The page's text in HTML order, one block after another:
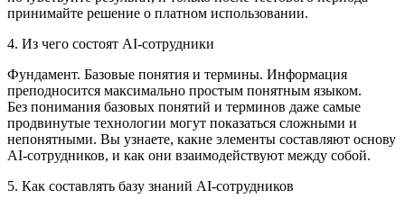
принимайте решение о платном использовании.
4. Из чего состоят AI‑сотрудники
Фундамент. Базовые понятия и термины. Информация
преподносится максимально простым понятным языком.
Без понимания базовых понятий и терминов даже самые
продвинутые технологии могут показаться сложными и
непонятными. Вы узнаете, какие элементы составляют основу
AI-сотрудников, и как они взаимодействуют между собой.
5. Как составлять базу знаний AI‑сотрудников